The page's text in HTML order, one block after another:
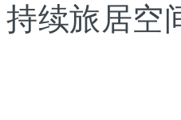
持续旅居空